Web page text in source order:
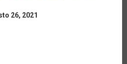
26, 2021